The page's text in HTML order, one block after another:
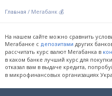
Главная / Мегабанк 💰
На нашем сайте можно сравнить
Мегабанке с депозитами других
рассчитать курс валют Мегабанка в
в каком банке лучший курс для
отказал вам в выдаче кредита,
в микрофинансовых организациях